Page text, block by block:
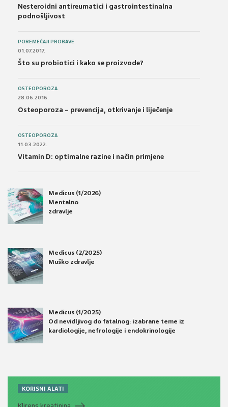
Nesteroidni antireumatici i gastrointestinalna
podnošljivost
POREMEĆAJI PROBAVE
01.07.2017.
Što su probiotici i kako se proizvode?
OSTEOPOROZA
28.06.2016.
Osteoporoza – prevencija, otkrivanje i liječenje
OSTEOPOROZA
11.03.2022.
Vitamin D: optimalne razine i način primjene
Medicus (1/2026)
Mentalno
zdravlje
Medicus (2/2025)
Muško zdravlje
Medicus (1/2025)
Od nevidljivog do fatalnog: izabrane teme iz
kardiologije, nefrologije i endokrinologije
KORISNI ALATI